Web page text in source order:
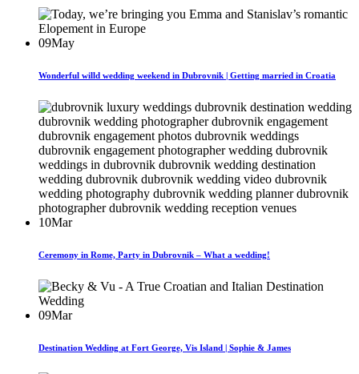
09May
Wonderful willd wedding weekend in Dubrovnik | Getting married in Croatia
10Mar
Ceremony in Rome, Party in Dubrovnik – What a wedding!
09Mar
Destination Wedding at Fort George, Vis Island | Sophie & James